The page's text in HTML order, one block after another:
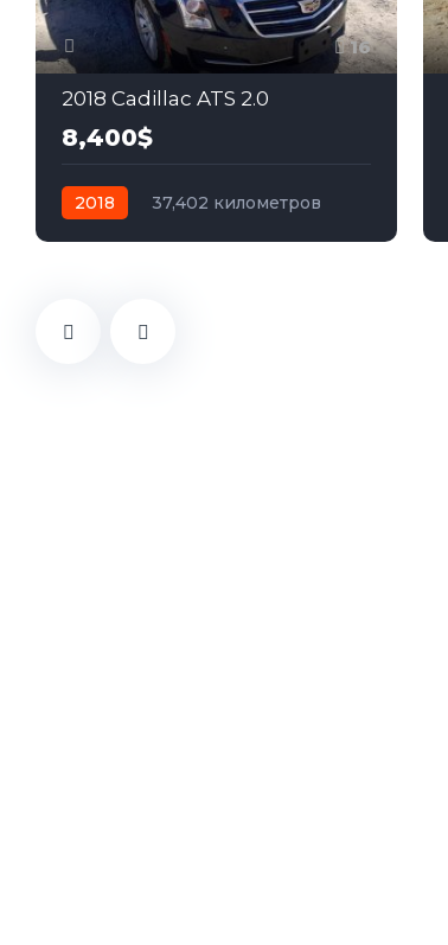
16
2018 Cadillac ATS 2.0
8,400$
2018
37,402 километров